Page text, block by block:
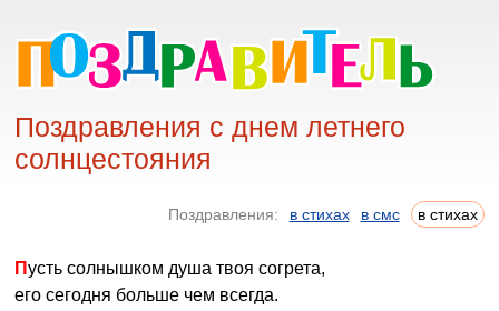
Поздравления с днем летнего
солнцестояния
Поздравления: в стихах в смс в стихах
Пусть солнышком душа твоя согрета,
его сегодня больше чем всегда.